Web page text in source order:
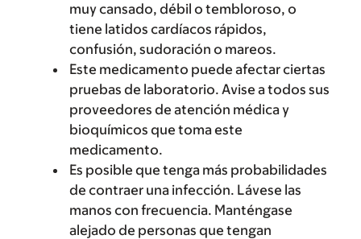
muy cansado, débil o tembloroso, o
tiene latidos cardíacos rápidos,
confusión, sudoración o mareos.
Este medicamento puede afectar ciertas
pruebas de laboratorio. Avise a todos sus
proveedores de atención médica y
bioquímicos que toma este
medicamento.
Es posible que tenga más probabilidades
de contraer una infección. Lávese las
manos con frecuencia. Manténgase
alejado de personas que tengan